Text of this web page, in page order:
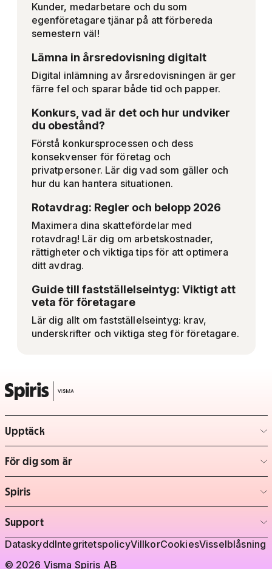
Kunder, medarbetare och du som
egenföretagare tjänar på att förbereda
semestern väl!
Lämna in årsredovisning digitalt
Digital inlämning av årsredovisningen är ger
färre fel och sparar både tid och papper.
Konkurs, vad är det och hur undviker
du obestånd?
Förstå konkursprocessen och dess
konsekvenser för företag och
privatpersoner. Lär dig vad som gäller och
hur du kan hantera situationen.
Rotavdrag: Regler och belopp 2026
Maximera dina skattefördelar med
rotavdrag! Lär dig om arbetskostnader,
rättigheter och viktiga tips för att optimera
ditt avdrag.
Guide till fastställelseintyg: Viktigt att
veta för företagare
Lär dig allt om fastställelseintyg: krav,
underskrifter och viktiga steg för företagare.
Upptäck
– klicka för att expandera lista
För dig som är
– klicka för att expandera lista
Spiris
– klicka för att expandera lista
Support
– klicka för att expandera lista
Juridisk information
DataskyddIntegritetspolicyVillkorCookiesVisselblåsning
© 2026 Visma Spiris AB